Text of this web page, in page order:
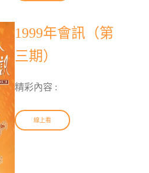
1999年會訊（第
三期）
精彩內容 :
線上看